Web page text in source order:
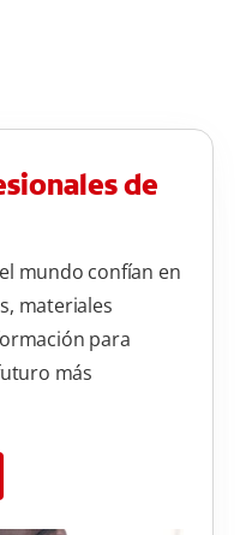
de
mundo confían en
materiales
para
más